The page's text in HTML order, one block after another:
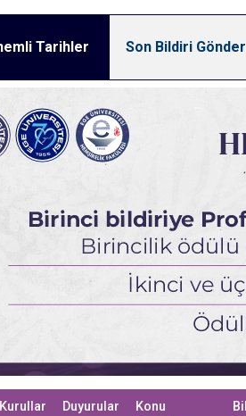
Tarihler Son Bildiri
Kurullar Duyurular
Konu